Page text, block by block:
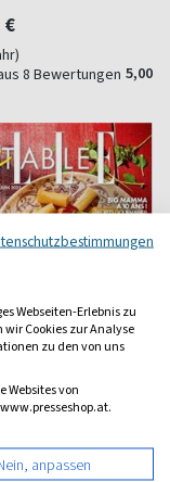
€
5,00
der ELLE
Webseiten-Erlebnis zu
Cookies zur Analyse
zu den von uns
Websites von
anpassen